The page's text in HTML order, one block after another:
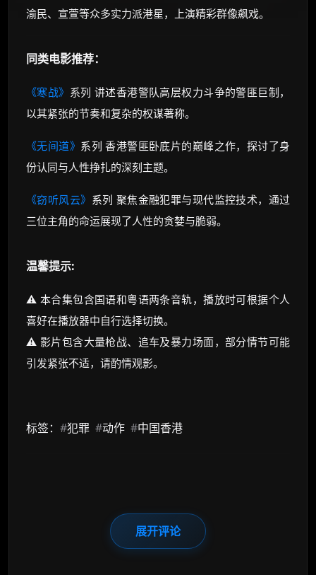
渝民、宣萱等众多实力派港星，上演精彩群像飙戏。
同类电影推荐：
《寒战》 系列 讲述香港警队高层权力斗争的警匪巨制，
以其紧张的节奏和复杂的权谋著称。
《无间道》 系列 香港警匪卧底片的巅峰之作，探讨了身
份认同与人性挣扎的深刻主题。
《窃听风云》 系列 聚焦金融犯罪与现代监控技术，通过
三位主角的命运展现了人性的贪婪与脆弱。
温馨提示:
⚠️ 本合集包含国语和粤语两条音轨，播放时可根据个人
喜好在播放器中自行选择切换。
⚠️ 影片包含大量枪战、追车及暴力场面，部分情节可能
引发紧张不适，请酌情观影。
标签： #犯罪 #动作 #中国香港
展开评论